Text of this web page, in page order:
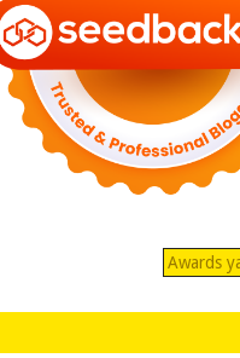
Awards